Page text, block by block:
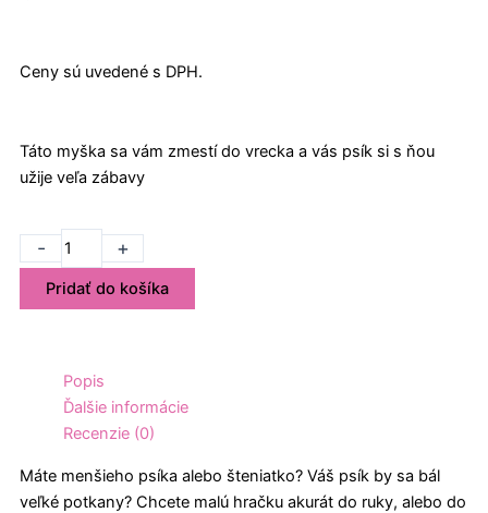
Ceny sú uvedené s DPH.
Táto myška sa vám zmestí do vrecka a vás psík si s ňou
užije veľa zábavy
-
množstvo
Hračka
ružová
+
Pridať do košíka
Popis
Ďalšie informácie
Recenzie (0)
Máte menšieho psíka alebo šteniatko? Váš psík by sa bál
veľké potkany? Chcete malú hračku akurát do ruky, alebo do